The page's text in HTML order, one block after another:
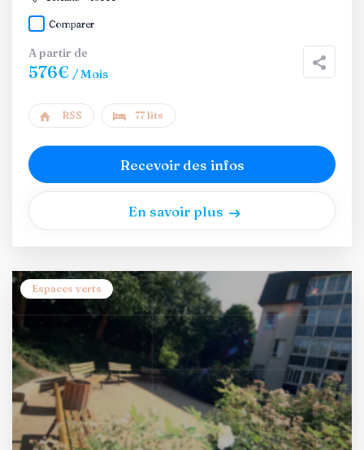
Comparer
A partir de
576€ / Mois
RSS 77 lits
Recevoir des infos
En savoir plus
Espaces verts